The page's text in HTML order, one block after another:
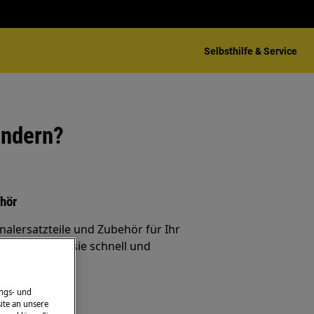
Selbsthilfe & Service
und Zubehör für Ihr
lassen Sie sie schnell und
und
an unsere